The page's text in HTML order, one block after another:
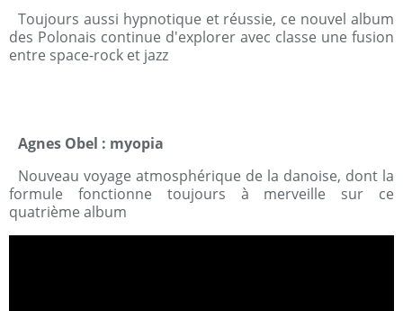
Toujours aussi hypnotique et réussie, ce nouvel album
des Polonais continue d'explorer avec classe une fusion
entre space-rock et jazz
Agnes Obel : myopia
Nouveau voyage atmosphérique de la danoise, dont la
formule fonctionne toujours à merveille sur ce
quatrième album